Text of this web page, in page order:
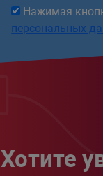
Нажимая
персональных
Хотите